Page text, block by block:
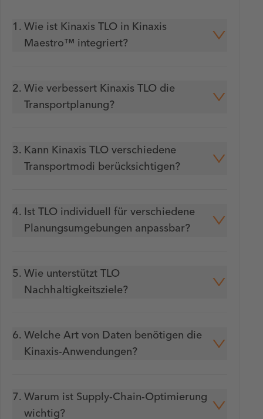
1. Wie ist Kinaxis TLO in Kinaxis
Maestro™ integriert?
2. Wie verbessert Kinaxis TLO die
Transportplanung?
3. Kann Kinaxis TLO verschiedene
Transportmodi berücksichtigen?
4.
Ist TLO individuell für verschiedene
Planungsumgebungen anpassbar?
5. Wie unterstützt TLO
Nachhaltigkeitsziele?
6. Welche Art von Daten benötigen die
Kinaxis-Anwendungen?
7. Warum ist Supply-Chain-Optimierung
wichtig?